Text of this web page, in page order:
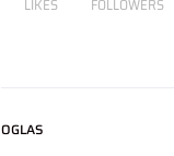
LIKES FOLLOWERS
OGLAS